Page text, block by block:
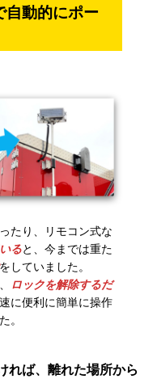
自動的にポー
たり、リモコン式な
ると、今までは重た
をしていました。
ロックを解除するだ
に便利に簡単に操作
。
れば、離れた場所から